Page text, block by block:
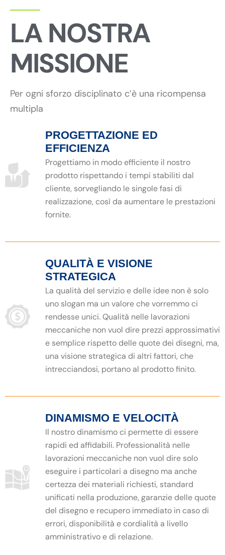
LA NOSTRA
MISSIONE
Per ogni sforzo disciplinato c’è una ricompensa
multipla
PROGETTAZIONE ED
EFFICIENZA
Progettiamo in modo efficiente il nostro
prodotto rispettando i tempi stabiliti dal
cliente, sorvegliando le singole fasi di
realizzazione, così da aumentare le prestazioni
fornite.
QUALITÀ E VISIONE
STRATEGICA
La qualità del servizio e delle idee non è solo
uno slogan ma un valore che vorremmo ci
rendesse unici. Qualità nelle lavorazioni
meccaniche non vuol dire prezzi approssimativi
e semplice rispetto delle quote dei disegni, ma,
una visione strategica di altri fattori, che
intrecciandosi, portano al prodotto finito.
DINAMISMO E VELOCITÀ
Il nostro dinamismo ci permette di essere
rapidi ed affidabili. Professionalità nelle
lavorazioni meccaniche non vuol dire solo
eseguire i particolari a disegno ma anche
certezza dei materiali richiesti, standard
unificati nella produzione, garanzie delle quote
del disegno e recupero immediato in caso di
errori, disponibilità e cordialità a livello
amministrativo e di relazione.